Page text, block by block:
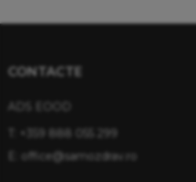
CONTACTE
+359 888 055 299
office@samozdrav.ro